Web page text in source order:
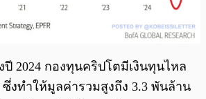
2024 กองทุนคริปโตมีเงินทุนไหล
ซึ่งทำให้มูลค่ารวมสูงถึง 3.3 พันล้าน